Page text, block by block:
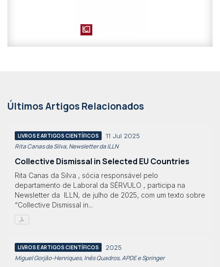
Últimos Artigos Relacionados
LIVROS E ARTIGOS CIENTÍFICOS 11 Jul 2025
Rita Canas da Silva, Newsletter da ILLN
Collective Dismissal in Selected EU Countries
Rita Canas da Silva , sócia responsável pelo
departamento de Laboral da SÉRVULO , participa na
Newsletter da ILLN, de julho de 2025, com um texto sobre
“Collective Dismissal in...
LIVROS E ARTIGOS CIENTÍFICOS 2025
Miguel Gorjão-Henriques, Inês Quadros, APDE e Springer